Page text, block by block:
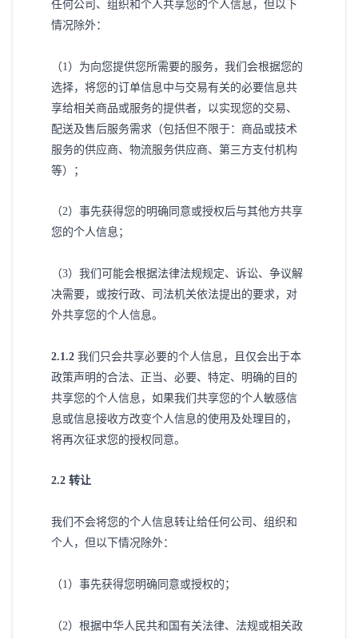
任何公司、组织和个人共享您的个人信息，但以下
情况除外：
（1）为向您提供您所需要的服务，我们会根据您的
选择，将您的订单信息中与交易有关的必要信息共
享给相关商品或服务的提供者，以实现您的交易、
配送及售后服务需求（包括但不限于：商品或技术
服务的供应商、物流服务供应商、第三方支付机构
等）；
（2）事先获得您的明确同意或授权后与其他方共享
您的个人信息；
（3）我们可能会根据法律法规规定、诉讼、争议解
决需要，或按行政、司法机关依法提出的要求，对
外共享您的个人信息。
2.1.2 我们只会共享必要的个人信息，且仅会出于本
政策声明的合法、正当、必要、特定、明确的目的
共享您的个人信息，如果我们共享您的个人敏感信
息或信息接收方改变个人信息的使用及处理目的，
将再次征求您的授权同意。
2.2 转让
我们不会将您的个人信息转让给任何公司、组织和
个人，但以下情况除外：
（1）事先获得您明确同意或授权的；
（2）根据中华人民共和国有关法律、法规或相关政